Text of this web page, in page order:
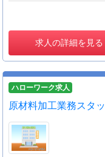
求人の詳細を見る
ハローワーク求人
原材料加工業務スタ